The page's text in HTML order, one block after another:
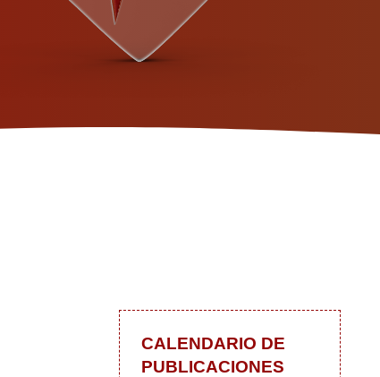
CALENDARIO DE
PUBLICACIONES